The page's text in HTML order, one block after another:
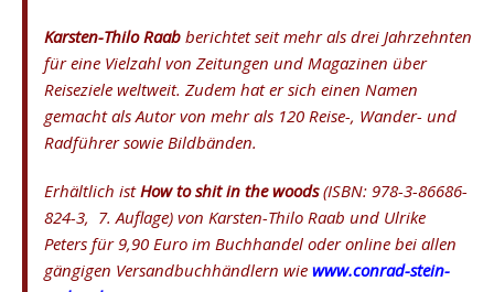
Karsten-Thilo Raab berichtet seit mehr als drei Jahrzehnten
für eine Vielzahl von Zeitungen und Magazinen über
Reiseziele weltweit. Zudem hat er sich einen Namen
gemacht als Autor von mehr als 120 Reise-, Wander- und
Radführer sowie Bildbänden.
Erhältlich istHow to shit in the woods(ISBN: 978-3-86686-
824-3, 7. Auflage) von Karsten-Thilo Raab und Ulrike
Peters für 9,90 Euro im Buchhandel oder online bei allen
gängigen Versandbuchhändlern wie www.conrad-stein-